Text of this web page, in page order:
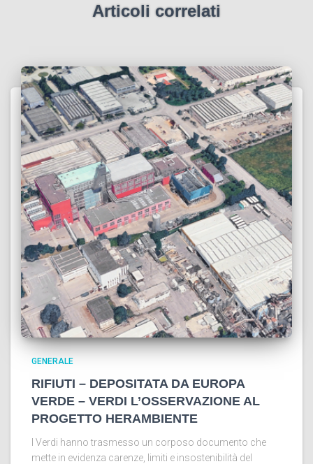
Articoli correlati
GENERALE
RIFIUTI – DEPOSITATA DA EUROPA
VERDE – VERDI L’OSSERVAZIONE AL
PROGETTO HERAMBIENTE
I Verdi hanno trasmesso un corposo documento che
mette in evidenza carenze, limiti e insostenibilità del